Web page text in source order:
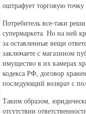
оштрафует торговую
Потребитель все-таки
супермаркета. Но на ней
за оставленные вещи
заключаете с магазином
имущество в их камерах
кодекса РФ, договор
последующий возврат с
Таким образом,
отсутствии